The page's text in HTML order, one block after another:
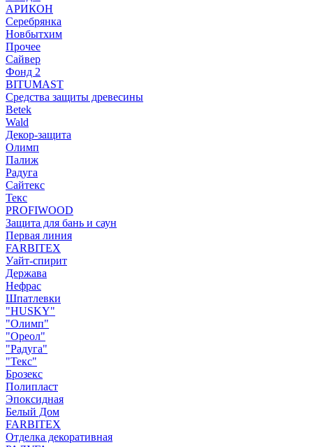
АРИКОН
Серебрянка
Новбытхим
Прочее
Сайвер
Фонд 2
BITUMAST
Средства защиты древесины
Betek
Wald
Декор-защита
Олимп
Палиж
Радуга
Сайтекс
Текс
PROFIWOOD
Защита для бань и саун
Первая линия
FARBITEX
Уайт-спирит
Держава
Нефрас
Шпатлевки
"HUSKY"
"Олимп"
"Ореол"
"Радуга"
"Текс"
Брозекс
Полипласт
Эпоксидная
Белый Дом
FARBITEX
Отделка декоративная